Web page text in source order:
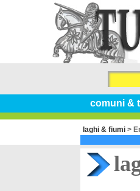
comuni &
laghi & fiumi >